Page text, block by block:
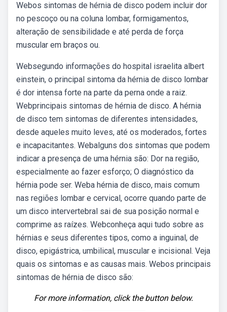
Webos sintomas de hérnia de disco podem incluir dor
no pescoço ou na coluna lombar, formigamentos,
alteração de sensibilidade e até perda de força
muscular em braços ou.
Websegundo informações do hospital israelita albert
einstein, o principal sintoma da hérnia de disco lombar
é dor intensa forte na parte da perna onde a raiz.
Webprincipais sintomas de hérnia de disco. A hérnia
de disco tem sintomas de diferentes intensidades,
desde aqueles muito leves, até os moderados, fortes
e incapacitantes. Webalguns dos sintomas que podem
indicar a presença de uma hérnia são: Dor na região,
especialmente ao fazer esforço; O diagnóstico da
hérnia pode ser. Weba hérnia de disco, mais comum
nas regiões lombar e cervical, ocorre quando parte de
um disco intervertebral sai de sua posição normal e
comprime as raízes. Webconheça aqui tudo sobre as
hérnias e seus diferentes tipos, como a inguinal, de
disco, epigástrica, umbilical, muscular e incisional. Veja
quais os sintomas e as causas mais. Webos principais
sintomas de hérnia de disco são:
For more information, click the button below.